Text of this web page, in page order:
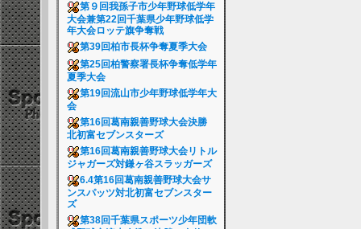
第９回我孫子市少年野球低学年
大会兼第22回千葉県少年野球低学
年大会ロッテ旗争奪戦
第39回柏市長杯争奪夏季大会
第25回柏警察署長杯争奪低学年
夏季大会
第19回流山市少年野球低学年大
会
第16回葛南親善野球大会決勝
北初富セブンスターズ
第16回葛南親善野球大会リトル
ジャガーズ対鎌ヶ谷スラッガーズ
6.4第16回葛南親善野球大会サ
ンスパッツ対北初富セブンスター
ズ
第38回千葉県スポーツ少年団軟